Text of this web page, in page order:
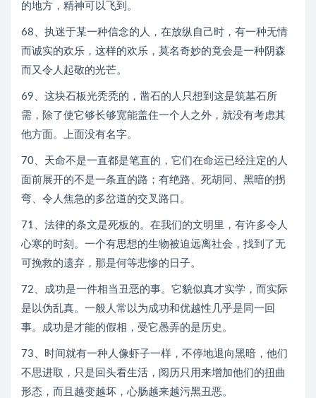
的地方，精神可以飞到。
68、执迷于某一种信念的人，在放纵自己时，有一种无情
而诚实的欢乐，这样的欢乐，莫名奇妙的竟会是一种阴森
而又令人起敬的光芒。
69、这块石板光秃秃的，凿石的人只想到这是筑墓石所
需，除了使它够长够宽能盖住一个人之外，就没有考虑其
他方面。上面没有名字。
70、天命不是一直都是笔直的，它们在命运已经注定的人
面前展开的不是一条直的路；有绝路、死胡同、黑暗的拐
弯、令人焦急的多岔道的交叉路口。
71、法律的条文是死板的。在我们的文明里，有许多令人
心寒的时刻。一个有思想的生物被迫远离社会，找到了无
可挽救的遗弃，那是何等悲惨的日子。
72、成功是一件相当丑恶的事。它貌似真才实学，而实际
是以伪乱真。一般人常以为成功和优越性几乎是同一回
事。成功是才能的假相，受它愚弄的是历史。
73、时间就有一种人像虾子一样，不停地退向黑暗，他们
不思进取，只是回头看生活，阅历只用来增加他们的扭曲
形态，而且越变越坏，心肠越来越污黑丑恶。